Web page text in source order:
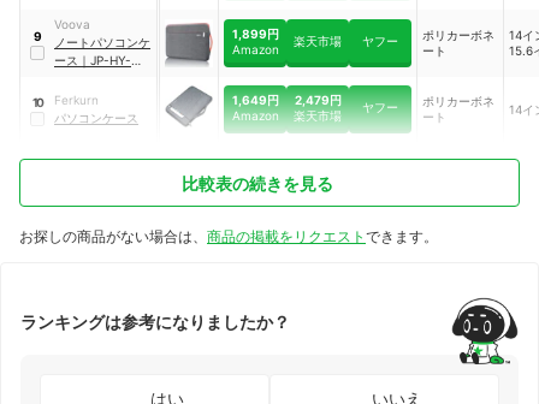
9
Voova
ノートパソコンケ
ース ｜ ‎JP-HY-
Sleeve02-13.3GR
1,899円
Amazon
楽天市場 ヤフー
ポリカーボネ
ート
14イ
15.6
10
Ferkurn
パソコンケース
1,649円
Amazon
2,479円
楽天市場
ヤフー
ポリカーボネ
ート
14イ
比較表の続きを見る
お探しの商品がない場合は、 商品の掲載をリクエスト できます。
ランキングは参考になりましたか？
はい いいえ